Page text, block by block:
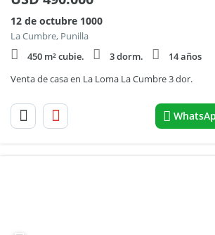
12 de octubre 1000
La Cumbre, Punilla
450 m² cubie.
3 dorm.
14 años
Venta de casa en La Loma La Cumbre 3 dor.